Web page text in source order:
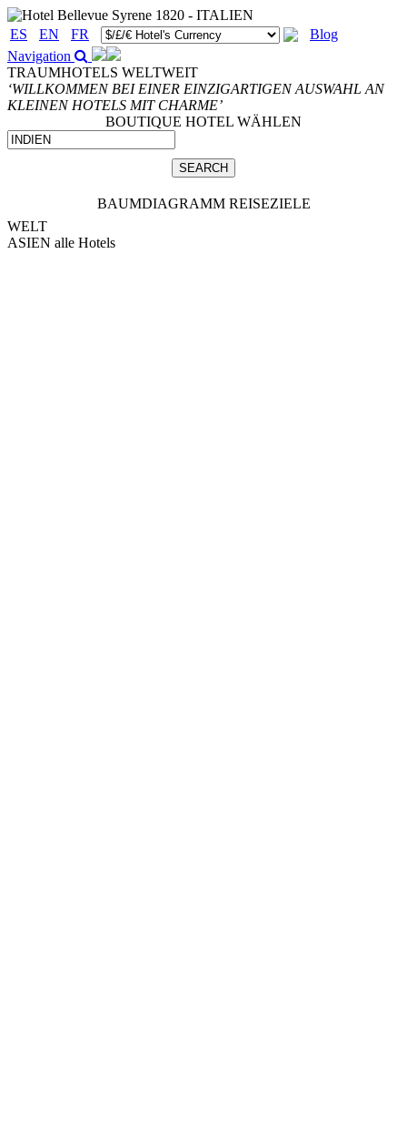
ES EN FR
Blog
Navigation
TRAUMHOTELS WELTWEIT
‘WILLKOMMEN BEI EINER EINZIGARTIGEN AUSWAHL AN
KLEINEN HOTELS MIT CHARME’
BOUTIQUE HOTEL WÄHLEN
BAUMDIAGRAMM REISEZIELE
WELT
ASIEN alle Hotels